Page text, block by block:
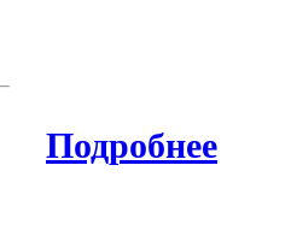
Подробнее